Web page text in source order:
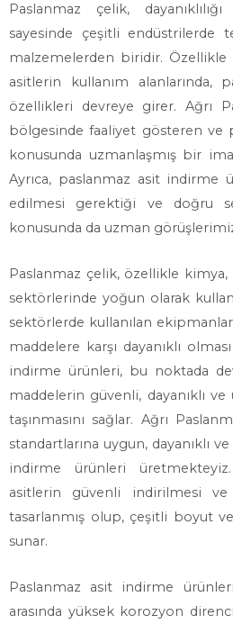
Paslanmaz çelik,
sayesinde çeşitli endüstrilerde
malzemelerden biridir.
asitlerin kullanım alanlarında,
özellikleri devreye girer. Ağrı
bölgesinde faaliyet gösteren ve
konusunda uzmanlaşmış bir
Ayrıca, paslanmaz asit indirme
edilmesi gerektiği ve doğru
konusunda da uzman
Paslanmaz çelik, özellikle
sektörlerinde yoğun olarak
sektörlerde kullanılan
maddelere karşı dayanıklı
indirme ürünleri, bu noktada
maddelerin güvenli, dayanıklı
taşınmasını sağlar. Ağrı
standartlarına uygun, dayanıklı
indirme ürünleri
asitlerin güvenli indirilmesi ve
tasarlanmış olup, çeşitli boyut
sunar.
Paslanmaz asit indirme
arasında yüksek korozyon